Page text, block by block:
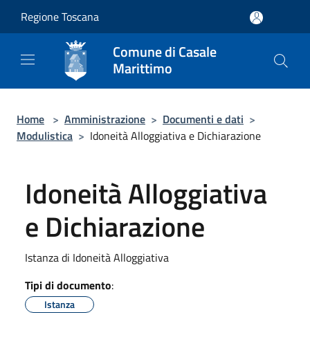
Regione Toscana
Comune di Casale
Marittimo
Home > Amministrazione > Documenti e dati >
Modulistica > Idoneità Alloggiativa e Dichiarazione
Idoneità Alloggiativa
e Dichiarazione
Istanza di Idoneità Alloggiativa
Tipi di documento:
Istanza